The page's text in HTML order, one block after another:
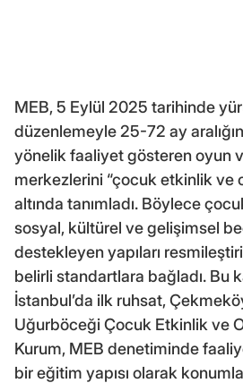
MEB, 5 Eylül 2025 tarihinde
düzenlemeyle 25-72 ay
yönelik faaliyet gösteren oyun
merkezlerini “çocuk etkinlik ve
altında tanımladı. Böylece
sosyal, kültürel ve gelişimsel
destekleyen yapıları
belirli standartlara bağladı. Bu
İstanbul’da ilk ruhsat,
Uğurböceği Çocuk Etkinlik ve
Kurum, MEB denetiminde
bir eğitim yapısı olarak